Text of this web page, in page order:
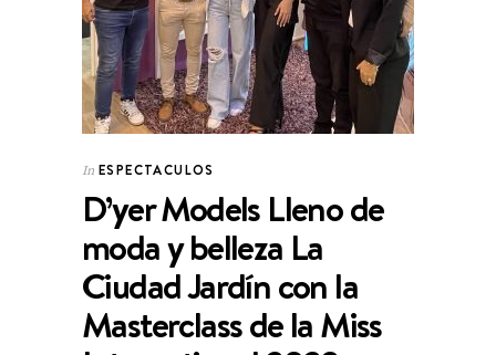
In ESPECTACULOS
D’yer Models Lleno de
moda y belleza La
Ciudad Jardín con la
Masterclass de la Miss